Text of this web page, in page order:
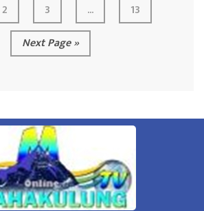
2 3 ...
13
Next Page »